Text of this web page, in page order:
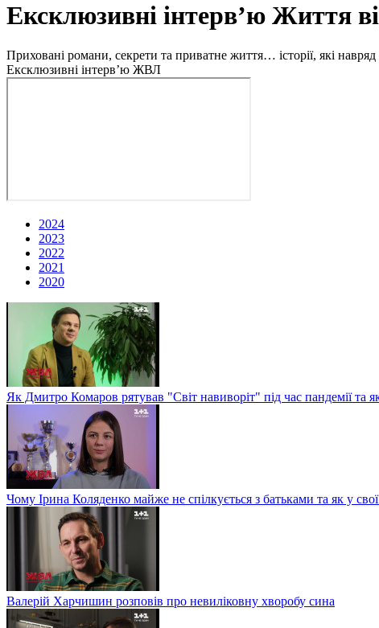
Ексклюзивні інтерв’ю Життя
Приховані романи, секрети та приватне життя… історії, які
Ексклюзивні інтерв’ю ЖВЛ
2024
2023
2022
2021
2020
Як Дмитро Комаров рятував "Світ навиворіт" під час пандемії та
Чому Ірина Коляденко майже не спілкується з батьками та як у
Валерій Харчишин розповів про невиліковну хворобу сина